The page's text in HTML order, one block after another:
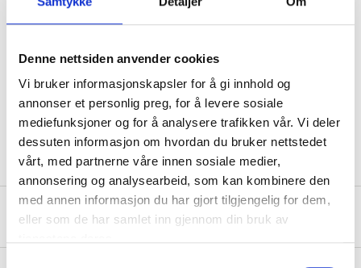
Denne nettsiden anvender cookies
Vi bruker informasjonskapsler for å gi innhold og
annonser et personlig preg, for å levere sosiale
mediefunksjoner og for å analysere trafikken vår. Vi deler
dessuten informasjon om hvordan du bruker nettstedet
vårt, med partnerne våre innen sosiale medier,
annonsering og analysearbeid, som kan kombinere den
med annen informasjon du har gjort tilgjengelig for dem,
eller som de har samlet inn gjennom din bruk av
Width
102 mm (mount)
Diameter
31 mm (ring)
About the manufacturer